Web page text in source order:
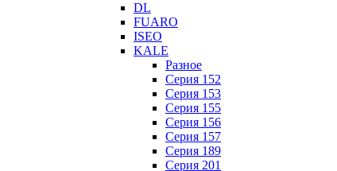
DL
FUARO
ISEO
KALE
Разное
Серия 152
Серия 153
Серия 155
Серия 156
Серия 157
Серия 189
Серия 201